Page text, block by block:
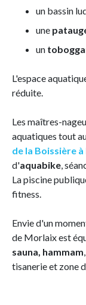
un bassin
une
un
L'espace
réduite.
Les maîtres-
aquatiques tout
de la Boissière
d'aquabike,
La piscine
fitness.
Envie d'un
de Morlaix est
sauna, hammam
tisanerie et zone